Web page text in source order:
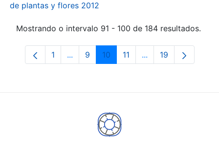
de plantas y flores 2012
Mostrando o intervalo 91 - 100 de 184 resultados.
Páxina
1 ...Páxinas intermedias Use pestaña para
Páxina
9 Páxina
10 Páxina
11 ...PáxinasPáxina
19